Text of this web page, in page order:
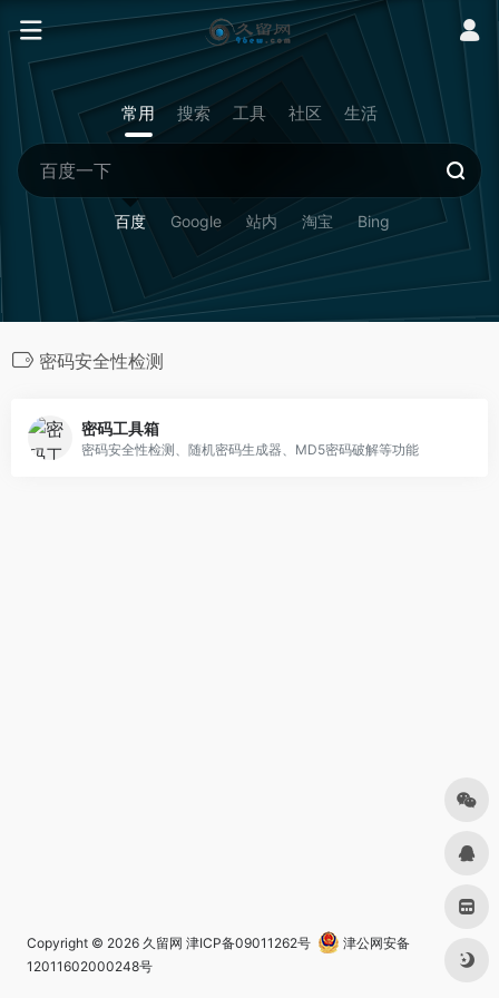
常用 搜索 工具 社区 生活
百度 Google 站内 淘宝 Bing
密码安全性检测
密码工具箱
密码安全性检测、随机密码生成器、MD5密码破解等功能
Copyright © 2026 久留网 津ICP备09011262号
津公网安备
12011602000248号